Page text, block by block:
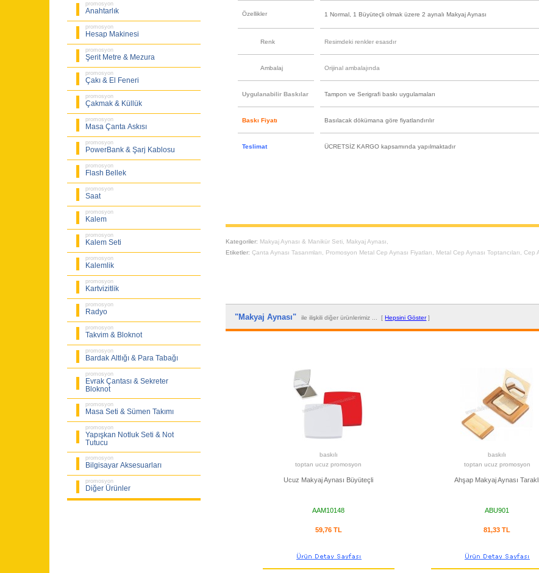
promosyon
Anahtarlık
promosyon
Hesap Makinesi
promosyon
Şerit Metre & Mezura
promosyon
Çakı & El Feneri
promosyon
Çakmak & Küllük
promosyon
Masa Çanta Askısı
promosyon
PowerBank & Şarj Kablosu
promosyon
Flash Bellek
promosyon
Saat
promosyon
Kalem
promosyon
Kalem Seti
promosyon
Kalemlik
promosyon
Kartvizitlik
promosyon
Radyo
promosyon
Takvim & Bloknot
promosyon
Bardak Altlığı & Para Tabağı
promosyon
Evrak Çantası & Sekreter
Bloknot
promosyon
Masa Seti & Sümen Takımı
promosyon
Yapışkan Notluk Seti & Not
Tutucu
promosyon
Bilgisayar Aksesuarları
promosyon
Diğer Ürünler
Özellikler 1 Normal, 1 Büyüteçli olmak üzere 2 aynalı Makyaj Aynası
Renk Resimdeki renkler esasdır
Ambalaj Orijinal ambalajında
Uygulanabilir Baskılar Tampon ve Serigrafi baskı uygulamaları
Baskı Fiyatı Basılacak dökümana göre fiyatlandırılır
Teslimat ÜCRETSİZ KARGO kapsamında yapılmaktadır
Kategoriler: Makyaj Aynası & Manikür Seti Makyaj Aynası
Etiketler: Çanta Aynası Tasarımları Promosyon Metal Cep Aynası Fiyatları Metal Cep Aynası Toptancıları ,Cep
"Makyaj Aynası"ile ilişkili diğer ürünlerimiz ... [Hepsini Göster]
baskılı
toptan ucuz promosyon
Ucuz Makyaj Aynası Büyüteçli
AAM10148
59,76 TL
baskılı
toptan ucuz promosyon
Ahşap Makyaj Aynası Taraklı
ABU901
81,33 TL